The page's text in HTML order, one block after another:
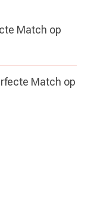
Match op
Match op